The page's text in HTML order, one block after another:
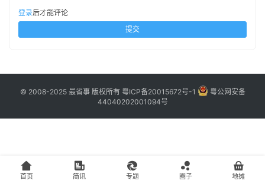
地
摊
投
登录后才能评论
提交
© 2008-2025 最省事 版权所有 粤ICP备20015672号-1
粤公网安备
44040202001094号
首页 简讯 专题 圈子 地摊